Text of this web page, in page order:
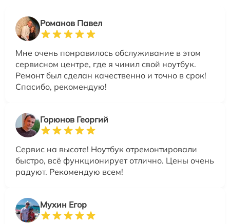
Романов Павел
Мне очень понравилось обслуживание в этом
сервисном центре, где я чинил свой ноутбук.
Ремонт был сделан качественно и точно в срок!
Спасибо, рекомендую!
Горюнов Георгий
Сервис на высоте! Ноутбук отремонтировали
быстро, всё функционирует отлично. Цены очень
радуют. Рекомендую всем!
Мухин Егор